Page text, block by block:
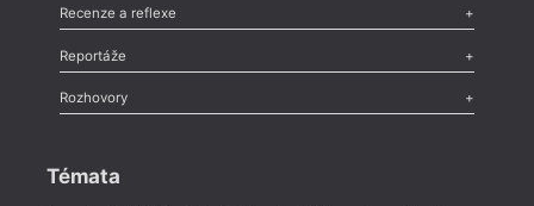
Esej , Pádlo,Úvaha
Recenze a reflexe
Recenze
Méně slov o próze,Celá rubrika
Reportáže
Literární zítřky
Celá rubrika
Rozhovory
Témata